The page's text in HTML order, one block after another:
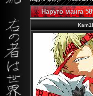
Наруто манга